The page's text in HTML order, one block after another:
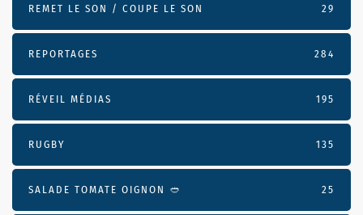
REMET LE SON / COUPE LE SON 29
REPORTAGES 284
RÉVEIL MÉDIAS 195
RUGBY 135
SALADE TOMATE OIGNON 🥙 25